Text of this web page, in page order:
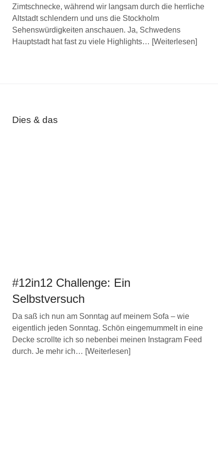
Zimtschnecke, während wir langsam durch die herrliche
Altstadt schlendern und uns die Stockholm
Sehenswürdigkeiten anschauen. Ja, Schwedens
Hauptstadt hat fast zu viele Highlights… Weiterlesen
Dies & das
#12in12 Challenge: Ein
Selbstversuch
Da saß ich nun am Sonntag auf meinem Sofa – wie
eigentlich jeden Sonntag. Schön eingemummelt in eine
Decke scrollte ich so nebenbei meinen Instagram Feed
durch. Je mehr ich… Weiterlesen